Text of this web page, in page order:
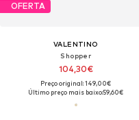
OFERTA
VALENTINO
Shopper
104,30€
Preço original: 149,00€
Último preço mais baixo:59,60€